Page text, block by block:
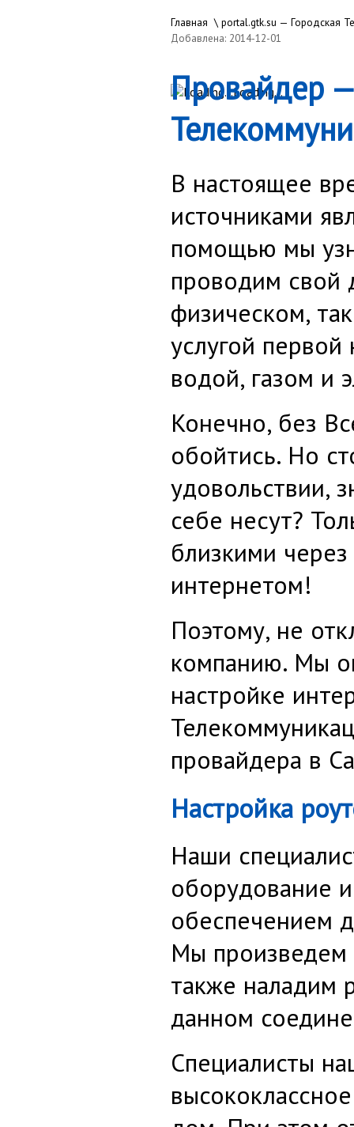
Добавлена: 2014-12-01
Loading...
Главная \ portal.gtk.su — Городская
Провайдер
В настоящее
источниками
помощью мы
проводим свой
физическом,
услугой
водой, газом и
Конечно, без
обойтись. Но
удовольствии,
себе несут?
близкими
интернетом!
Поэтому, не
компанию. Мы
настройке
провайдера в
Настройка
Наши
оборудование
обеспечением
Мы произведем
также наладим
данном
Специалисты